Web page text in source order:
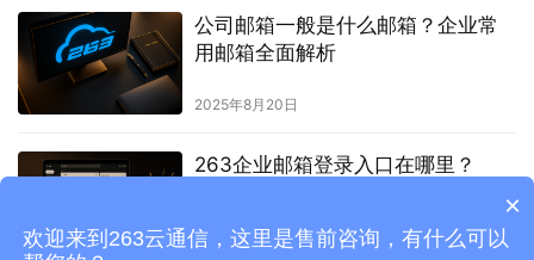
公司邮箱一般是什么邮箱？企业常
用邮箱全面解析
2025年8月20日
263企业邮箱登录入口在哪里？
2025年10月13日
×
欢迎来到263云通信，这里是售前咨询，有什么可以